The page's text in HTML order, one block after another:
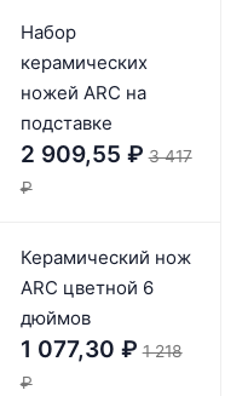
Набор
керамических
ножей ARC на
подставке
2 909,55 ₽ 3 417
₽
Керамический нож
ARC цветной 6
дюймов
1 077,30 ₽ 1 218
₽